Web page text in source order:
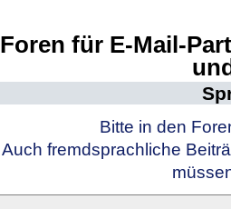
Foren für E-Mail-
Bitte in den
Auch fremdsprachliche